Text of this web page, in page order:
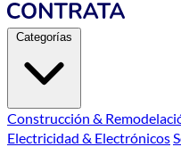
Categorías
Construcción &
Electricidad & Electrónicos